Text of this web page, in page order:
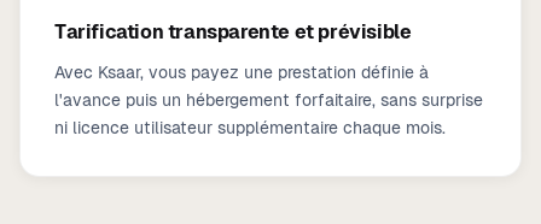
Tarification transparente et prévisible
Avec Ksaar, vous payez une prestation définie à
l'avance puis un hébergement forfaitaire, sans surprise
ni licence utilisateur supplémentaire chaque mois.